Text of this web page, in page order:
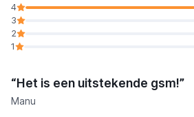
4
3
2
1
“Het is een uitstekende gsm!”
Manu